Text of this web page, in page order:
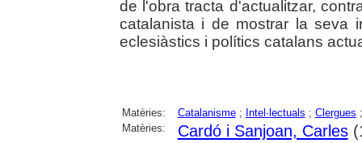
de l'obra tracta d'actualitzar,
catalanista i de mostrar la seva
eclesiàstics i polítics catalans
Matèries: Catalanisme; Intel·lectuals ; Clergues
Matèries:
Cardó i Sanjoan, Carles